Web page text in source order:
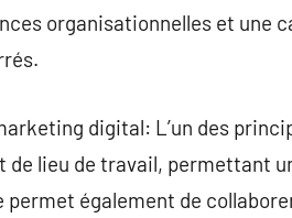
organisationnelles et une
digital: L’un des
de lieu de travail, permettant
également de